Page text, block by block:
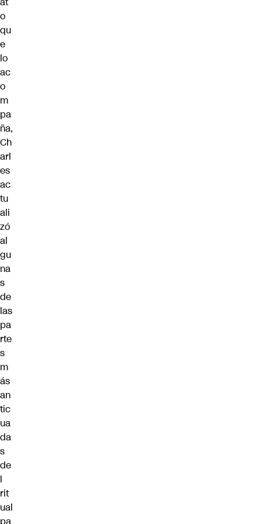
o
qu
e
lo
ac
o
m
pa
ña,
Ch
arl
es
ac
tu
ali
zó
al
gu
na
s
de
las
pa
rte
s
m
ás
an
tic
ua
da
s
de
l
rit
ual
pa